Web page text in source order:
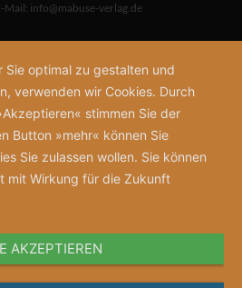
Mail: info@mabuse-verlag.de
Sie optimal zu gestalten und
verwenden wir Cookies. Durch
stimmen Sie der
Button »mehr« können Sie
Sie zulassen wollen. Sie können
mit Wirkung für die Zukunft
AKZEPTIEREN